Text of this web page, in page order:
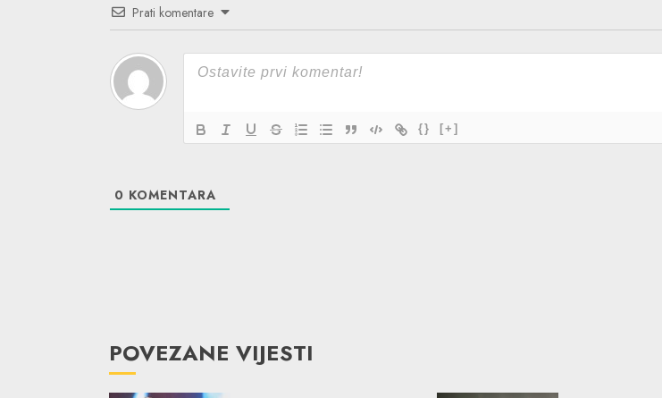
Prati komentare
{} [+]
0 KOMENTARA
POVEZANE VIJESTI